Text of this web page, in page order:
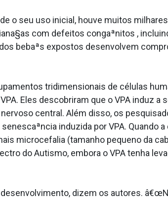
o seu uso inicial, houve muitos
com defeitos congaªnitos ,
bebaªs expostos desenvolvem
tridimensionais de células
Eles descobriram que o VPA induz a
central. Além disso, os
induzida por VPA. Quando
microcefalia (tamanho pequeno da
do Autismo, embora o VPA tenha
dizem os autores.